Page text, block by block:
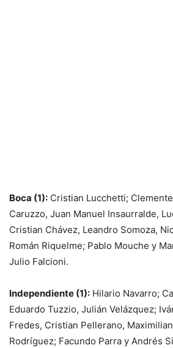
Boca (1): Cristian Lucchetti;
Caruzzo, Juan Manuel Insaurralde,
Cristian Chávez, Leandro Somoza,
Román Riquelme; Pablo Mouche y
Julio Falcioni.
Independiente (1): Hilario Navarro;
Eduardo Tuzzio, Julián Velázquez;
Fredes, Cristian Pellerano,
Rodríguez; Facundo Parra y Andrés